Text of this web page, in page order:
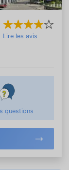
Lire les avis
questions